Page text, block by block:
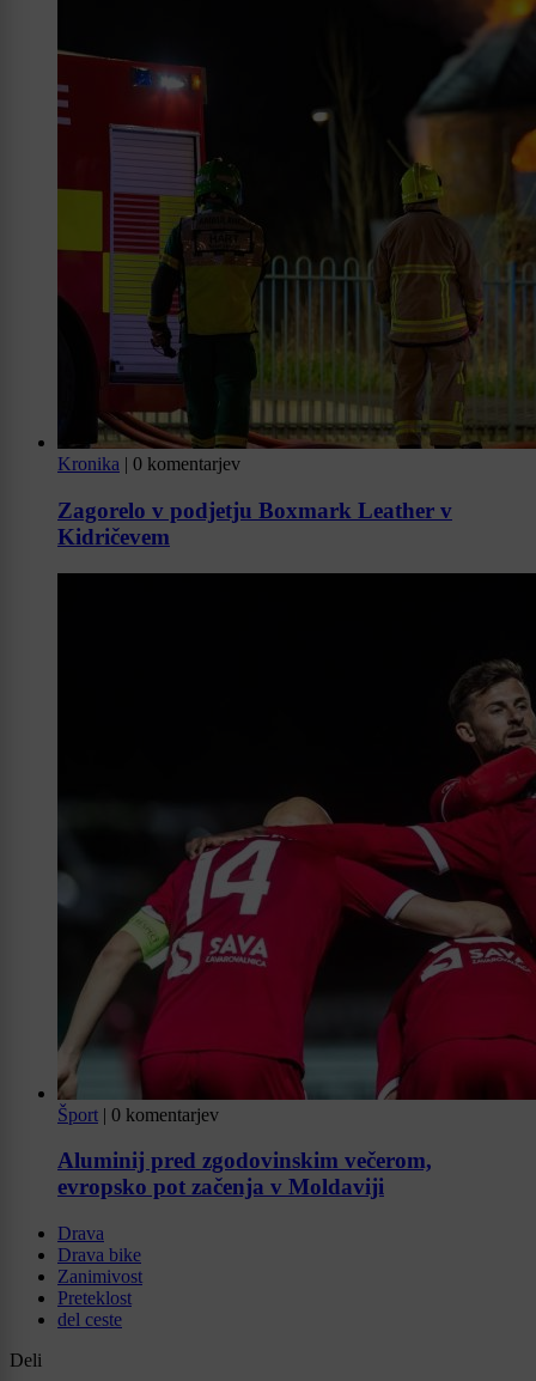
Kronika | 0 komentarjev
Zagorelo v podjetju Boxmark Leather v
Kidričevem
Šport | 0 komentarjev
Aluminij pred zgodovinskim večerom,
evropsko pot začenja v Moldaviji
Drava
Drava bike
Zanimivost
Preteklost
del ceste
Deli